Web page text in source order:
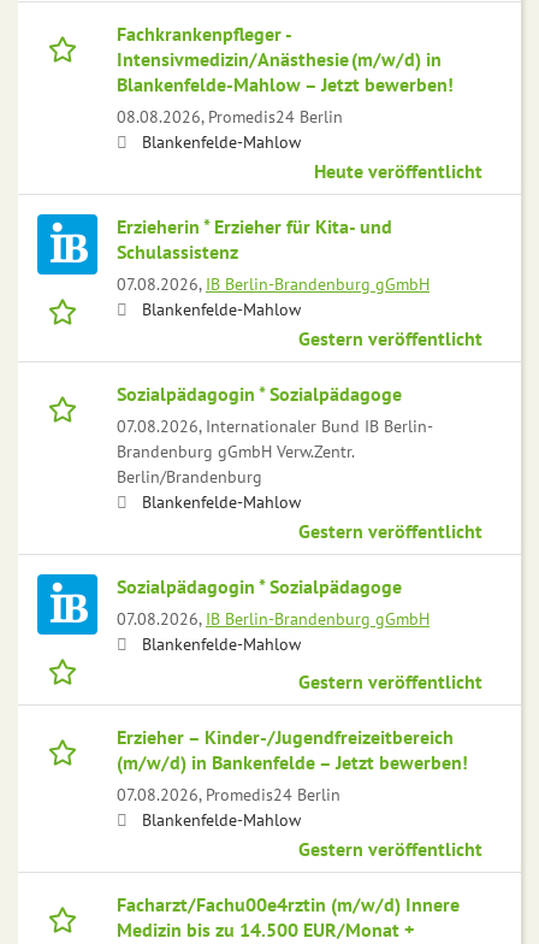
Fachkrankenpfleger -
Intensivmedizin/Anästhesie (m/w/d) in
Blankenfelde-Mahlow – Jetzt bewerben!
08.08.2026, Promedis24 Berlin
Blankenfelde-Mahlow
Heute veröffentlicht
Erzieherin * Erzieher für Kita- und
Schulassistenz
07.08.2026, IB Berlin-Brandenburg gGmbH
Blankenfelde-Mahlow
Gestern veröffentlicht
Sozialpädagogin * Sozialpädagoge
07.08.2026, Internationaler Bund IB Berlin-
Brandenburg gGmbH Verw.Zentr.
Berlin/Brandenburg
Blankenfelde-Mahlow
Gestern veröffentlicht
Sozialpädagogin * Sozialpädagoge
07.08.2026, IB Berlin-Brandenburg gGmbH
Blankenfelde-Mahlow
Gestern veröffentlicht
Erzieher – Kinder-/Jugendfreizeitbereich
(m/w/d) in Bankenfelde – Jetzt bewerben!
07.08.2026, Promedis24 Berlin
Blankenfelde-Mahlow
Gestern veröffentlicht
Facharzt/Fachu00e4rztin (m/w/d) Innere
Medizin bis zu 14.500 EUR/Monat +